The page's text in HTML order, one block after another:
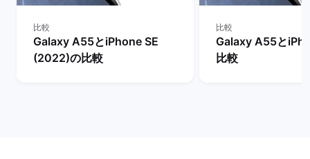
比較
Galaxy A55とiPhone SE
(2022)の比較
比較
Galaxy A55と
比較